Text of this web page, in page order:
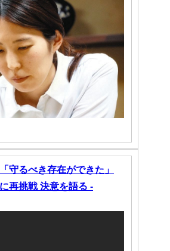
守るべき存在ができた」
再挑戦 決意を語る -